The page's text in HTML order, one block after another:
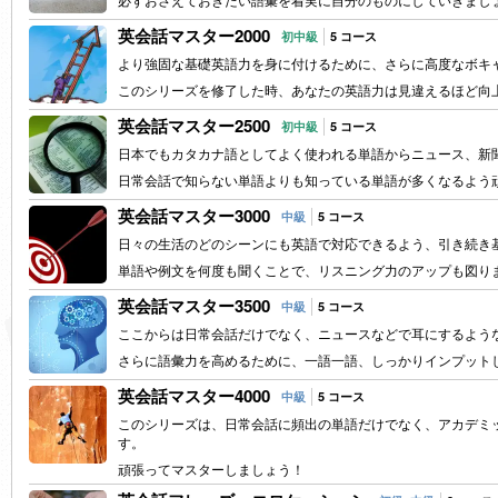
英会話マスター2000 初中級 5 コース
より強固な基礎英語力を身に付けるために、さらに高度なボ
このシリーズを修了した時、あなたの英語力は見違えるほど
英会話マスター2500 初中級 5 コース
日本でもカタカナ語としてよく使われる単語からニュース、
日常会話で知らない単語よりも知っている単語が多くなるよう
英会話マスター3000 中級 5 コース
日々の生活のどのシーンにも英語で対応できるよう、引き続
単語や例文を何度も聞くことで、リスニング力のアップも図り
英会話マスター3500 中級 5 コース
ここからは日常会話だけでなく、ニュースなどで耳にするよ
さらに語彙力を高めるために、一語一語、しっかりインプット
英会話マスター4000 中級 5 コース
このシリーズは、日常会話に頻出の単語だけでなく、アカデ
す。
頑張ってマスターしましょう！